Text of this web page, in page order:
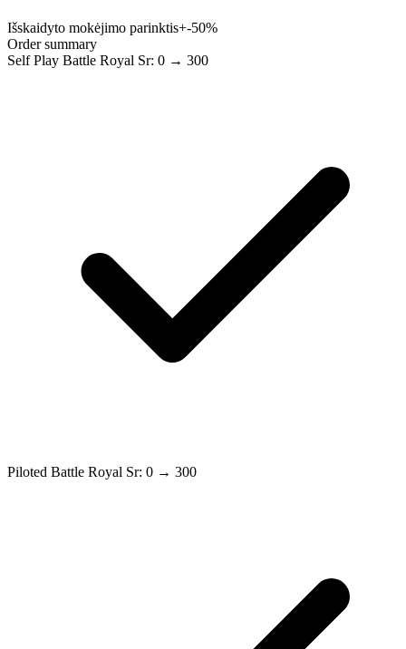
Išskaidyto mokėjimo parinktis+-50%
Order summary
Self Play Battle Royal Sr: 0 → 300
Piloted Battle Royal Sr: 0 → 300